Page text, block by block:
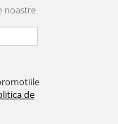
noastre
de